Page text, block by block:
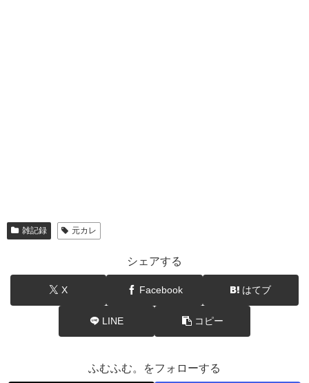
雑記録 元カレ
シェアする
X Facebook はてブ
LINE コピー
ふむふむ。をフォローする